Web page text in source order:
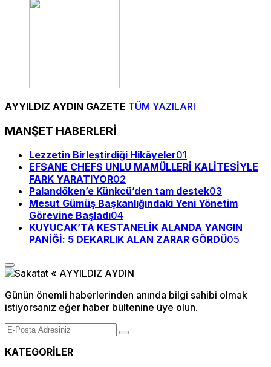
AYYILDIZ AYDIN GAZETE TÜM YAZILARI
MANŞET HABERLERİ
Lezzetin Birleştirdiği Hikâyeler01
EFSANE CHEFS UNLU MAMÜLLERİ KALİTESİYLE
FARK YARATIYOR02
Palandöken’e Künkcü’den tam destek03
Mesut Gümüş Başkanlığındaki Yeni Yönetim
Görevine Başladı04
KUYUCAK’TA KESTANELİK ALANDA YANGIN
PANİĞİ: 5 DEKARLIK ALAN ZARAR GÖRDÜ05
Günün önemli haberlerinden anında bilgi sahibi olmak
istiyorsanız eğer haber bültenine üye olun.
KATEGORİLER